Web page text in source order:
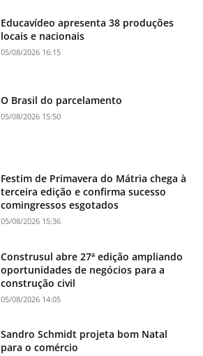
Educavídeo apresenta 38 produções
locais e nacionais
05/08/2026 16:15
O Brasil do parcelamento
05/08/2026 15:50
Festim de Primavera do Mátria chega à
terceira edição e confirma sucesso
comingressos esgotados
05/08/2026 15:36
Construsul abre 27ª edição ampliando
oportunidades de negócios para a
construção civil
05/08/2026 14:05
Sandro Schmidt projeta bom Natal
para o comércio